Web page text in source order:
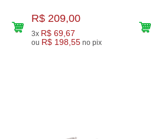
R$ 209,00
3x R$ 69,67
ou R$ 198,55 no pix